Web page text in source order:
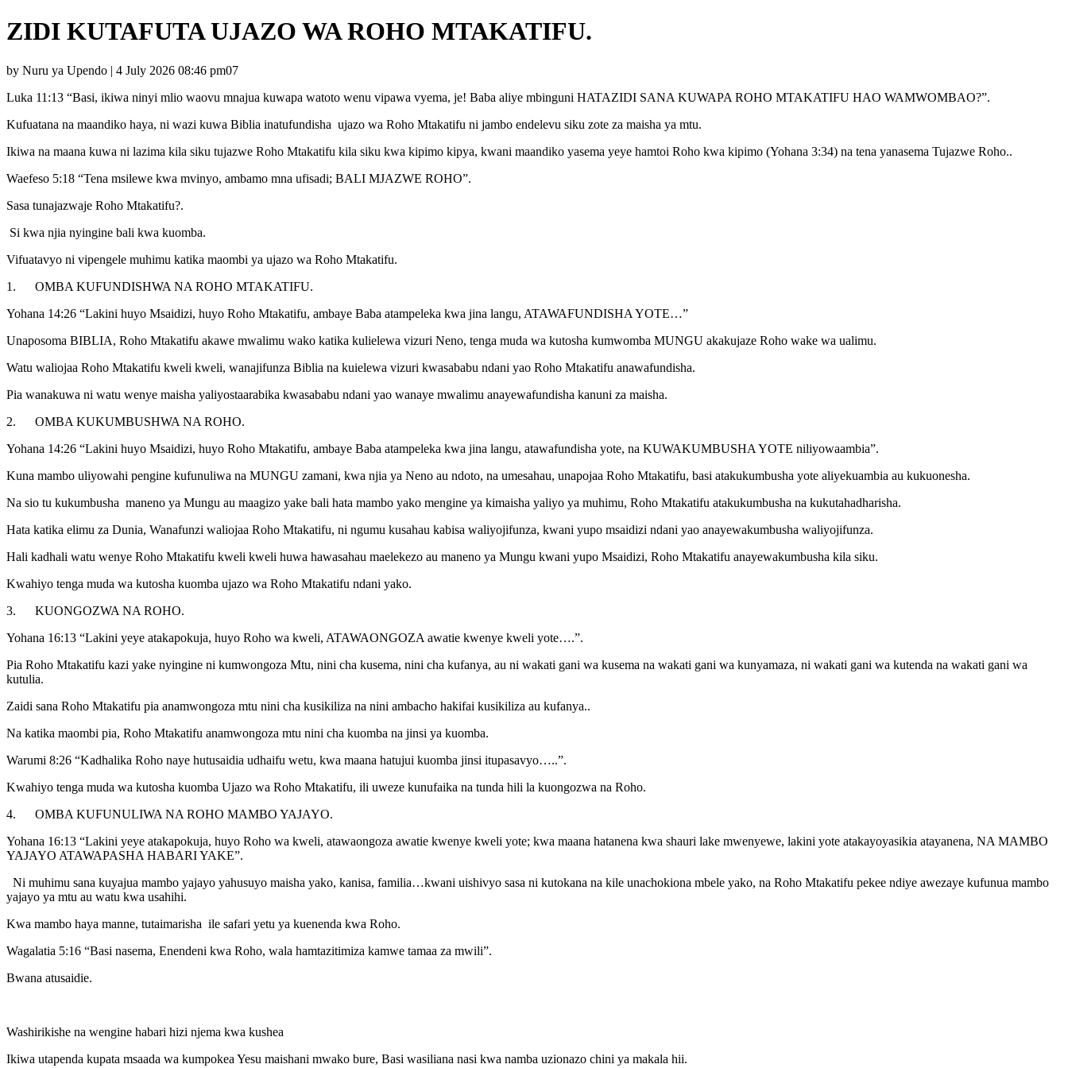
ZIDI KUTAFUTA UJAZO WA ROHO MTAKATIFU.
by Nuru ya Upendo | 4 July 2026 08:46 pm07
Luka 11:13 “Basi, ikiwa ninyi mlio waovu mnajua kuwapa watoto wenu vipawa vyema, je! Baba aliye mbinguni HATAZIDI SANA KUWAPA ROHO MTAKATIFU HAO WAMWOMBAO?”.
Kufuatana na maandiko haya, ni wazi kuwa Biblia inatufundisha ujazo wa Roho Mtakatifu ni jambo endelevu siku zote za maisha ya mtu.
Ikiwa na maana kuwa ni lazima kila siku tujazwe Roho Mtakatifu kila siku kwa kipimo kipya, kwani maandiko yasema yeye hamtoi Roho kwa kipimo (Yohana 3:34) na tena yanasema Tujazwe Roho..
Waefeso 5:18 “Tena msilewe kwa mvinyo, ambamo mna ufisadi; BALI MJAZWE ROHO”.
Sasa tunajazwaje Roho Mtakatifu?.
Si kwa njia nyingine bali kwa kuomba.
Vifuatavyo ni vipengele muhimu katika maombi ya ujazo wa Roho Mtakatifu.
1. OMBA KUFUNDISHWA NA ROHO MTAKATIFU.
Yohana 14:26 “Lakini huyo Msaidizi, huyo Roho Mtakatifu, ambaye Baba atampeleka kwa jina langu, ATAWAFUNDISHA YOTE…”
Unaposoma BIBLIA, Roho Mtakatifu akawe mwalimu wako katika kulielewa vizuri Neno, tenga muda wa kutosha kumwomba MUNGU akakujaze Roho wake wa ualimu.
Watu waliojaa Roho Mtakatifu kweli kweli, wanajifunza Biblia na kuielewa vizuri kwasababu ndani yao Roho Mtakatifu anawafundisha.
Pia wanakuwa ni watu wenye maisha yaliyostaarabika kwasababu ndani yao wanaye mwalimu anayewafundisha kanuni za maisha.
2. OMBA KUKUMBUSHWA NA ROHO.
Yohana 14:26 “Lakini huyo Msaidizi, huyo Roho Mtakatifu, ambaye Baba atampeleka kwa jina langu, atawafundisha yote, na KUWAKUMBUSHA YOTE niliyowaambia”.
Kuna mambo uliyowahi pengine kufunuliwa na MUNGU zamani, kwa njia ya Neno au ndoto, na umesahau, unapojaa Roho Mtakatifu, basi atakukumbusha yote aliyekuambia au kukuonesha.
Na sio tu kukumbusha maneno ya Mungu au maagizo yake bali hata mambo yako mengine ya kimaisha yaliyo ya muhimu, Roho Mtakatifu atakukumbusha na kukutahadharisha.
Hata katika elimu za Dunia, Wanafunzi waliojaa Roho Mtakatifu, ni ngumu kusahau kabisa waliyojifunza, kwani yupo msaidizi ndani yao anayewakumbusha waliyojifunza.
Hali kadhali watu wenye Roho Mtakatifu kweli kweli huwa hawasahau maelekezo au maneno ya Mungu kwani yupo Msaidizi, Roho Mtakatifu anayewakumbusha kila siku.
Kwahiyo tenga muda wa kutosha kuomba ujazo wa Roho Mtakatifu ndani yako.
3. KUONGOZWA NA ROHO.
Yohana 16:13 “Lakini yeye atakapokuja, huyo Roho wa kweli, ATAWAONGOZA awatie kwenye kweli yote….”.
Pia Roho Mtakatifu kazi yake nyingine ni kumwongoza Mtu, nini cha kusema, nini cha kufanya, au ni wakati gani wa kusema na wakati gani wa kunyamaza, ni wakati gani wa kutenda na wakati gani wa
kutulia.
Zaidi sana Roho Mtakatifu pia anamwongoza mtu nini cha kusikiliza na nini ambacho hakifai kusikiliza au kufanya..
Na katika maombi pia, Roho Mtakatifu anamwongoza mtu nini cha kuomba na jinsi ya kuomba.
Warumi 8:26 “Kadhalika Roho naye hutusaidia udhaifu wetu, kwa maana hatujui kuomba jinsi itupasavyo…..”.
Kwahiyo tenga muda wa kutosha kuomba Ujazo wa Roho Mtakatifu, ili uweze kunufaika na tunda hili la kuongozwa na Roho.
4. OMBA KUFUNULIWA NA ROHO MAMBO YAJAYO.
Yohana 16:13 “Lakini yeye atakapokuja, huyo Roho wa kweli, atawaongoza awatie kwenye kweli yote; kwa maana hatanena kwa shauri lake mwenyewe, lakini yote atakayoyasikia atayanena, NA MAMBO
YAJAYO ATAWAPASHA HABARI YAKE”.
Ni muhimu sana kuyajua mambo yajayo yahusuyo maisha yako, kanisa, familia…kwani uishivyo sasa ni kutokana na kile unachokiona mbele yako, na Roho Mtakatifu pekee ndiye awezaye kufunua mambo
yajayo ya mtu au watu kwa usahihi.
Kwa mambo haya manne, tutaimarisha ile safari yetu ya kuenenda kwa Roho.
Wagalatia 5:16 “Basi nasema, Enendeni kwa Roho, wala hamtazitimiza kamwe tamaa za mwili”.
Bwana atusaidie.
Washirikishe na wengine habari hizi njema kwa kushea
Ikiwa utapenda kupata msaada wa kumpokea Yesu maishani mwako bure, Basi wasiliana nasi kwa namba uzionazo chini ya makala hii.